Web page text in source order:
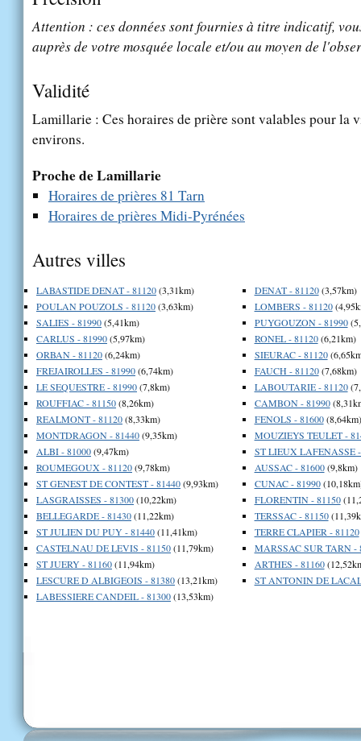
Attention : ces données sont fournies à titre indicatif,
auprès de votre mosquée locale et/ou au moyen de
Validité
Lamillarie : Ces horaires de prière sont valables pour la
environs.
Proche de Lamillarie
Horaires de prières 81 Tarn
Horaires de prières Midi-Pyrénées
Autres villes
LABASTIDE DENAT - 81120(3,31km)
POULAN POUZOLS - 81120(3,63km)
SALIES - 81990(5,41km)
CARLUS - 81990(5,97km)
ORBAN - 81120(6,24km)
FREJAIROLLES - 81990(6,74km)
LE SEQUESTRE - 81990(7,8km)
ROUFFIAC - 81150(8,26km)
REALMONT - 81120(8,33km)
MONTDRAGON - 81440(9,35km)
ALBI - 81000(9,47km)
ROUMEGOUX - 81120(9,78km)
ST GENEST DE CONTEST - 81440(9,93km)
LASGRAISSES - 81300(10,22km)
BELLEGARDE - 81430(11,22km)
ST JULIEN DU PUY - 81440(11,41km)
CASTELNAU DE LEVIS - 81150(11,79km)
ST JUERY - 81160(11,94km)
LESCURE D ALBIGEOIS - 81380(13,21km)
LABESSIERE CANDEIL - 81300(13,53km)
DENAT - 81120(3,57km)
LOMBERS - 81120
PUYGOUZON - 81990
RONEL - 81120(6,21km)
SIEURAC - 81120
FAUCH - 81120(7,68km)
LABOUTARIE - 81120
CAMBON - 81990
FENOLS - 81600(8,64km)
MOUZIEYS TEULET -
ST LIEUX LAFENASSE
AUSSAC - 81600(9,8km)
CUNAC - 81990
FLORENTIN - 81150
TERSSAC - 81150
TERRE CLAPIER - 81120
MARSSAC SUR TARN -
ARTHES - 81160
ST ANTONIN DE